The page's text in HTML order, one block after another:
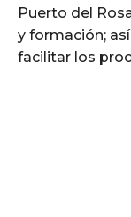
Puerto del
y formación;
facilitar los